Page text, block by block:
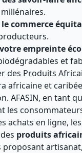
le commerce
empreinte
et
des Produits
africaine et
AFASIN, en tant
les
achats en ligne,
produits
proposant